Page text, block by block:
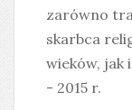
zarówno
skarbca
wieków, jak
- 2015 r.